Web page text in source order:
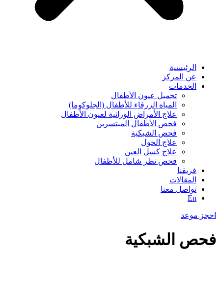
الرئيسية
عن المركز
الخدمات
تجميل عيون الأطفال
المياه الزرقاء للأطفال (الجلوكوما)
⁠علاج الأمراض الوراثية لعيون الأطفال
فحص الأطفال المبتسرين
فحص الشبكية
علاج الحول
علاج كسل العين
فحص نظر شامل للأطفال
فريقنا
المقالات
تواصل معنا
En
احجز موعد
فحص الشبكية